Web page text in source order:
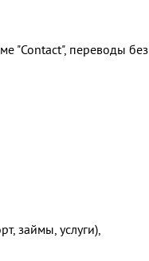
"Contact", переводы без
займы, услуги),